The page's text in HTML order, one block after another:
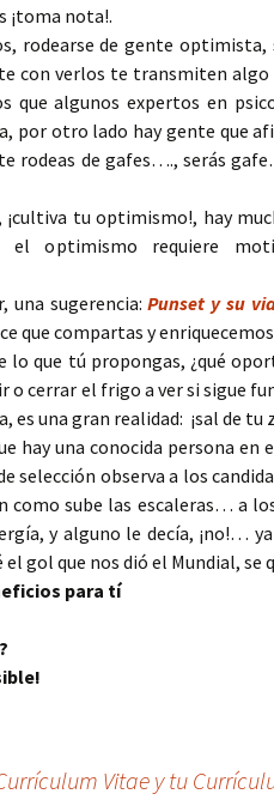
¡toma nota!.
rodearse de gente optimista,
con verlos te transmiten algo
que algunos expertos en
por otro lado hay gente que
rodeas de gafes…., serás
tu optimismo!, hay
el optimismo requiere
una sugerencia:Punset y su
que compartas y
lo que tú propongas, ¿qué
o cerrar el frigo a ver si sigue
es una gran realidad: ¡sal de
hay una conocida persona en
selección observa a los
sube las escaleras… a
y alguno le decía, ¡no!…
gol que nos dió el Mundial, se
para tí
Vitae y tu